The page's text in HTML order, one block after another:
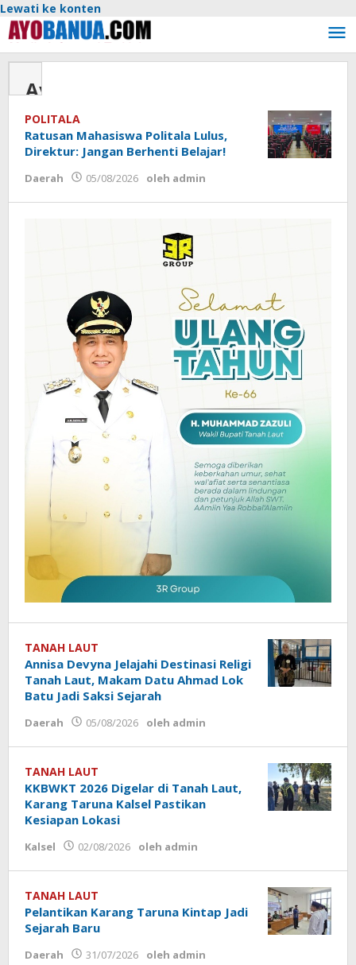
Lewati ke konten
Ayobanua.com
POLITALA
Ratusan Mahasiswa Politala Lulus,
Direktur: Jangan Berhenti Belajar!
Daerah 05/08/2026 oleh admin
TANAH LAUT
Annisa Devyna Jelajahi Destinasi Religi
Tanah Laut, Makam Datu Ahmad Lok
Batu Jadi Saksi Sejarah
Daerah 05/08/2026 oleh admin
TANAH LAUT
KKBWKT 2026 Digelar di Tanah Laut,
Karang Taruna Kalsel Pastikan
Kesiapan Lokasi
Kalsel 02/08/2026 oleh admin
TANAH LAUT
Pelantikan Karang Taruna Kintap Jadi
Sejarah Baru
Daerah 31/07/2026 oleh admin